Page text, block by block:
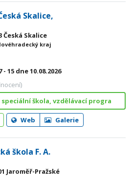
Skalice,
Česká Skalice
kraj
- 15 dne 10.08.2026
škola, vzdělávací progra
Web Galerie
škola F. A.
Jaroměř-Pražské